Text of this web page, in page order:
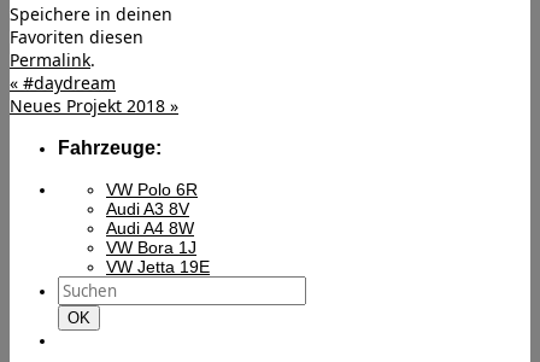
Speichere in deinen
Favoriten diesen
Permalink.
« #daydream
Neues Projekt 2018 »
Fahrzeuge:
VW Polo 6R
Audi A3 8V
Audi A4 8W
VW Bora 1J
VW Jetta 19E
Suchen
nach:
Suchen
OK